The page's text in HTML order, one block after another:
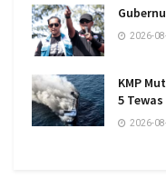
2026-
KMP
5 Tewas
2026-